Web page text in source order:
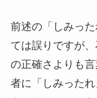
前述の「しみっ
ては誤りですが
の正確さよりも
者に「しみった